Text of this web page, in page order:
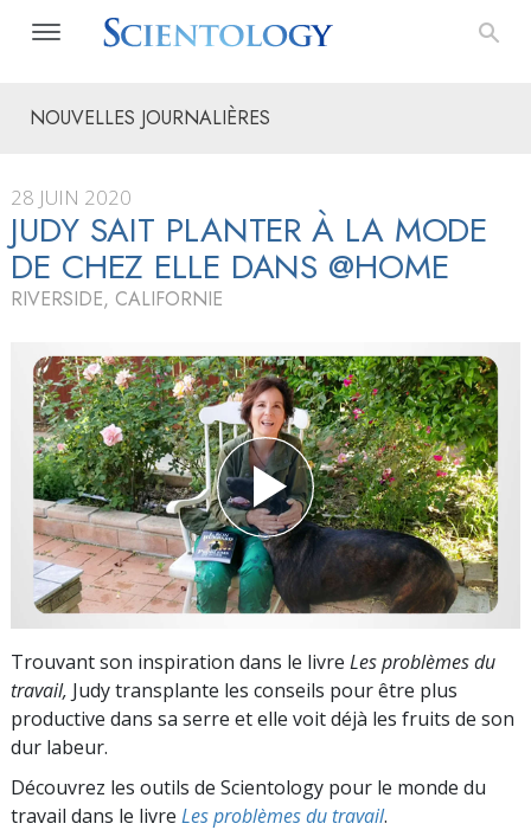
NOUVELLES JOURNALIÈRES
28 JUIN 2020
JUDY SAIT PLANTER À LA MODE
DE CHEZ ELLE DANS @HOME
RIVERSIDE, CALIFORNIE
Trouvant son inspiration dans le livre Les problèmes du
travail, Judy transplante les conseils pour être plus
productive dans sa serre et elle voit déjà les fruits de son
dur labeur.
Découvrez les outils de Scientology pour le monde du
travail dans le livre Les problèmes du travail.